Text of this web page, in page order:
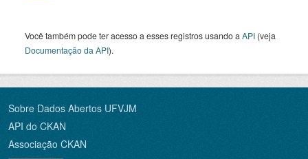
Você também pode ter acesso a esses registros usando a API (veja
Documentação da API).
Sobre Dados Abertos UFVJM
API do CKAN
Associação CKAN